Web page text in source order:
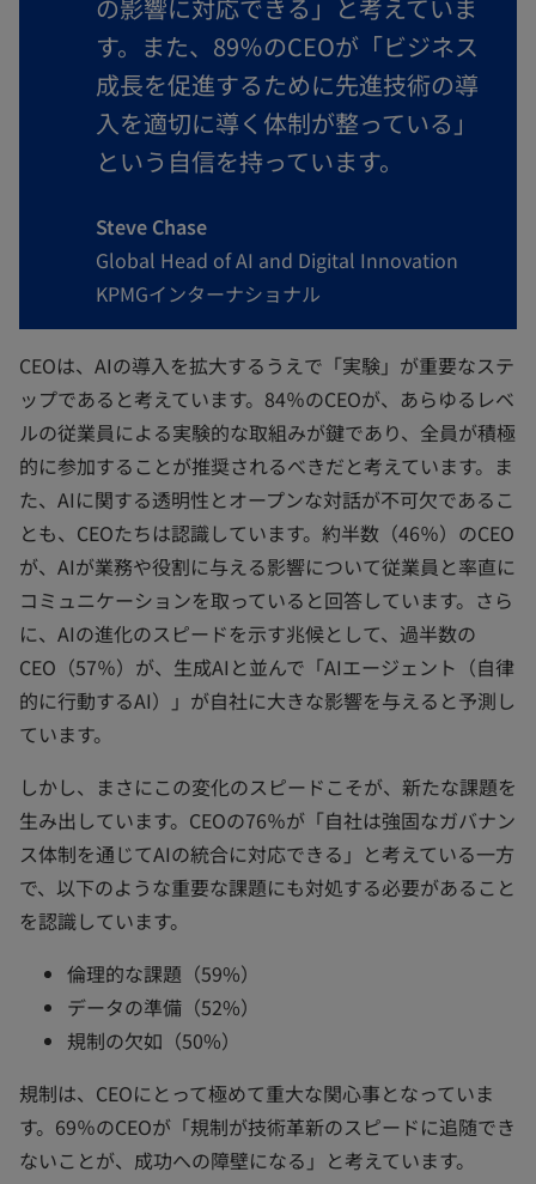
の影響に対応できる」と考えていま
す。また、89％のCEOが「ビジネス
成長を促進するために先進技術の導
入を適切に導く体制が整っている」
という自信を持っています。
Steve Chase
Global Head of AI and Digital Innovation
KPMGインターナショナル
CEOは、AIの導入を拡大するうえで「実験」が重要なステ
ップであると考えています。84％のCEOが、あらゆるレベ
ルの従業員による実験的な取組みが鍵であり、全員が積極
的に参加することが推奨されるべきだと考えています。ま
た、AIに関する透明性とオープンな対話が不可欠であるこ
とも、CEOたちは認識しています。約半数（46％）のCEO
が、AIが業務や役割に与える影響について従業員と率直に
コミュニケーションを取っていると回答しています。さら
に、AIの進化のスピードを示す兆候として、過半数の
CEO（57％）が、生成AIと並んで「AIエージェント（自律
的に行動するAI）」が自社に大きな影響を与えると予測し
ています。
しかし、まさにこの変化のスピードこそが、新たな課題を
生み出しています。CEOの76％が「自社は強固なガバナン
ス体制を通じてAIの統合に対応できる」と考えている一方
で、以下のような重要な課題にも対処する必要があること
を認識しています。
倫理的な課題（59%）
データの準備（52%）
規制の欠如（50%）
規制は、CEOにとって極めて重大な関心事となっていま
す。69％のCEOが「規制が技術革新のスピードに追随でき
ないことが、成功への障壁になる」と考えています。